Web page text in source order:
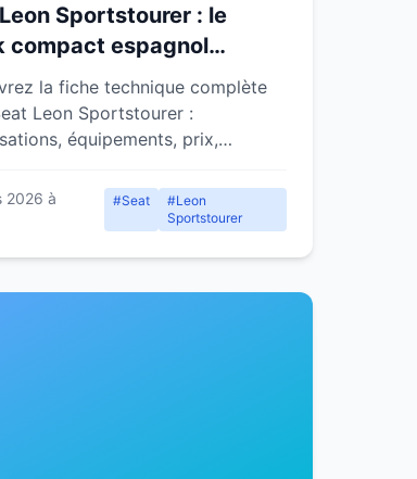
Sportstourer : le
compact espagnol
la fiche technique complète
Leon Sportstourer :
équipements, prix,
espagnol.
2026 à
#Seat
#Leon
Sportstourer